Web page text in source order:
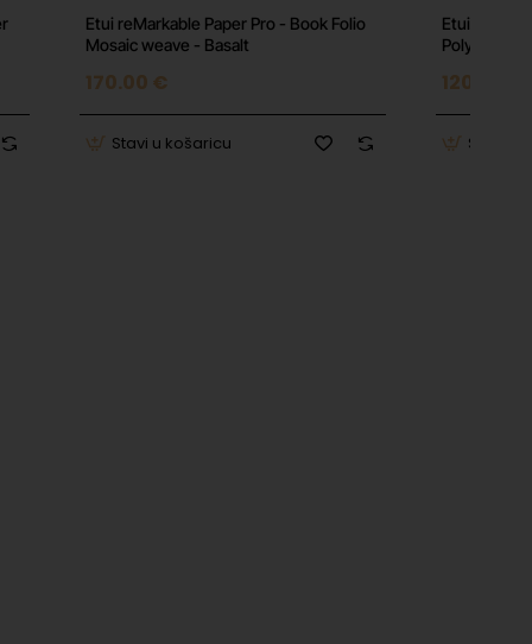
Etui reMarkable Paper Pro - Book Folio
Mosaic weave - Basalt
170.00 €
Stavi u košaricu
Etui
Polymer
120.00 €
Stavi u